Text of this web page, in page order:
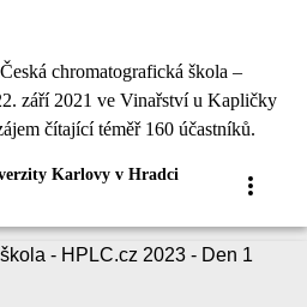
chromatografická škola –
září 2021 ve Vinařství u Kapličky
čítající téměř 160 účastníků.
Karlovy v Hradci